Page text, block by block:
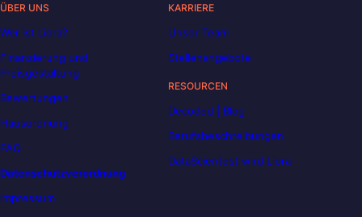
ÜBER UNS
Wer ist Liora?
Finanzierung und
Preisgestaltung
Bewertungen
Hausordnung
FAQ
Datenschutzverordnung
Impressum
KARRIERE
Unser Team
Stellenangebote
RESOURCEN
Decoded | Blog
Berufsbeschreibungen
DataScientest wird Liora